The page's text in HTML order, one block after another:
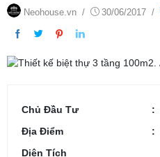
Neohouse.vn / 30/06/2017 /
Chủ Đầu Tư
Địa Điểm
Diện Tích